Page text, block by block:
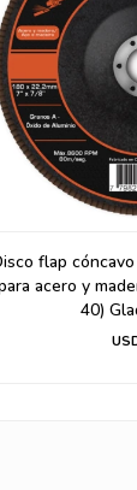
flap
acero y
40)